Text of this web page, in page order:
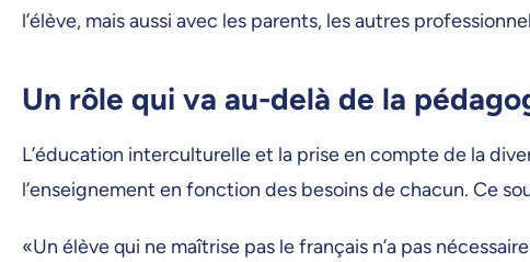
l’élève, mais aussi avec les parents, les autres
Un rôle qui va au-delà de la
L’éducation interculturelle et la prise en compte de la
l’enseignement en fonction des besoins de chacun. Ce
«Un élève qui ne maîtrise pas le français n’a pas